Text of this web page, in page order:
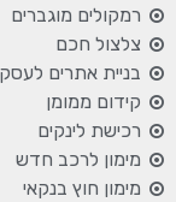
רמקולים מוגברים
צלצול חכם
בניית אתרים
קידום ממומן
רכישת לינקים
מימון לרכב חדש
מימון חוץ בנקאי